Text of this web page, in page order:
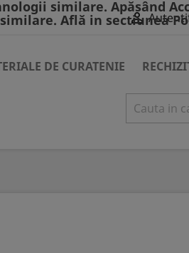

DE CURATENIE
similare. Apăsând
Află in sectiunea